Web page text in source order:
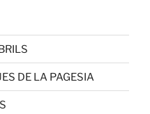
DE LA PAGESIA